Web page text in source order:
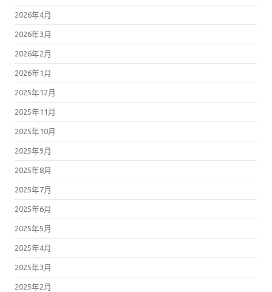
2026年4月
2026年3月
2026年2月
2026年1月
2025年12月
2025年11月
2025年10月
2025年9月
2025年8月
2025年7月
2025年6月
2025年5月
2025年4月
2025年3月
2025年2月